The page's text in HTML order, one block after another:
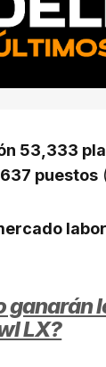
53,333
puestos
ganarán
LX?